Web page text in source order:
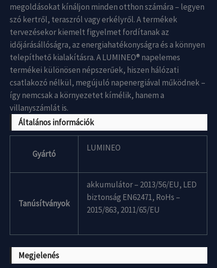
megoldásokat kínáljon minden otthon számára – legyen
szó kertről, teraszról vagy erkélyről. A termékek
tervezésekor kiemelt figyelmet fordítanak az
időjárásállóságra, az energiahatékonyságra és a könnyen
telepíthető kialakításra. A LUMINEO® napelemes
termékei különösen népszerűek, hiszen hálózati
csatlakozó nélkül, megújuló napenergiával működnek –
így nemcsak a környezetet kímélik, hanem a
villanyszámlát is.
Általános információk
Gyártó
LUMINEO
Tanúsítványok
akkumulátor – 2013/56/EU, LED
biztonság EN62471, RoHs –
2015/863, 2011/65/EU
Megjelenés